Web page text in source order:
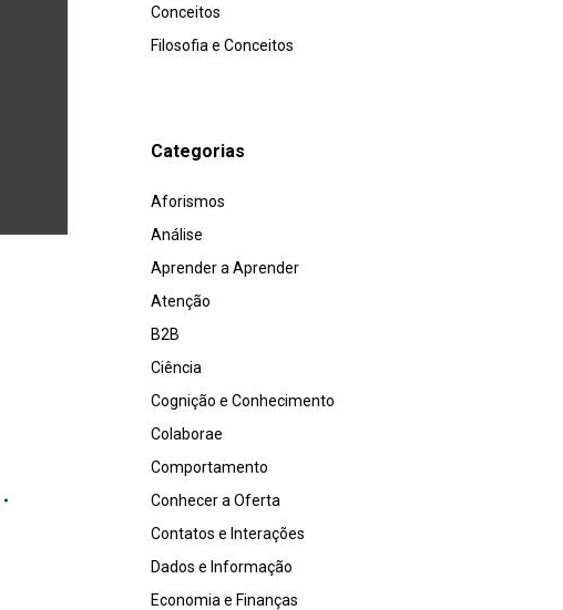
Conceitos
Filosofia e Conceitos
Categorias
Aforismos
Análise
Aprender a Aprender
Atenção
B2B
Ciência
Cognição e Conhecimento
Colaborae
Comportamento
Conhecer a Oferta
Contatos e Interações
Dados e Informação
Economia e Finanças